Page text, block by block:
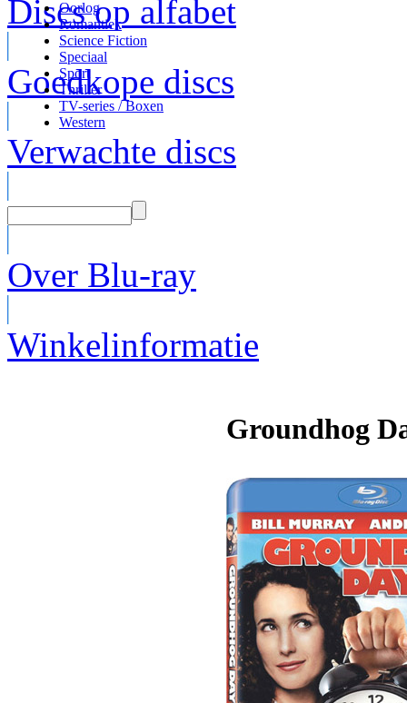
Discs op alfabet
Goedkope discs
Verwachte discs
Over Blu-ray
Winkelinformatie
Oorlog
Romantiek
Science Fiction
Speciaal
Sport
Thriller
TV-series / Boxen
Western
Groundhog